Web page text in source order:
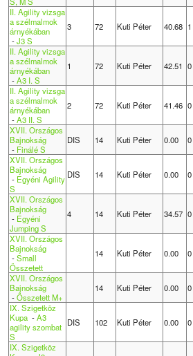
II. Agility vizsga
a szélmalmok
árnyékában
-J3 S
3 72 Kuti Péter 40.68 1
II. Agility vizsga
a szélmalmok
árnyékában
-A3 I. S
1 72 Kuti Péter 42.51 0
II. Agility vizsga
a szélmalmok
árnyékában
-A3 II. S
2 72 Kuti Péter 41.46 0
XVII. Országos
Bajnokság
- Finálé S
DIS 14 Kuti Péter 0.00 0
XVII. Országos
Bajnokság
- Egyéni Agility
S
DIS 14 Kuti Péter 0.00 0
XVII. Országos
Bajnokság
- Egyéni
Jumping S
4 14 Kuti Péter 34.57 0
XVII. Országos
Bajnokság
-Small
Összetett
14 Kuti Péter 0.00 0
XVII. Országos
Bajnokság
-Összetett M+
14 Kuti Péter 0.00 0
IX. Szigetköz
Kupa-A3
agility szombat
S
DIS 102 Kuti Péter 0.00 0
IX. Szigetköz